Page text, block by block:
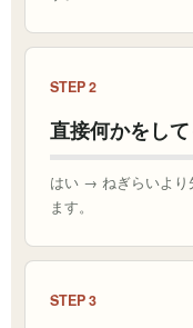
STEP 2
直接何かをし
はい → ねぎらいより
ます。
STEP 3